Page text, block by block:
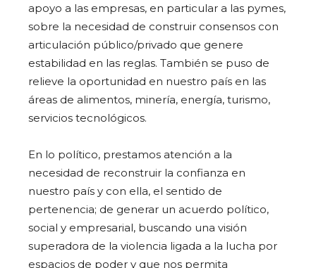
apoyo a las empresas, en particular a las pymes,
sobre la necesidad de construir consensos con
articulación público/privado que genere
estabilidad en las reglas. También se puso de
relieve la oportunidad en nuestro país en las
áreas de alimentos, minería, energía, turismo,
servicios tecnológicos.
En lo político, prestamos atención a la
necesidad de reconstruir la confianza en
nuestro país y con ella, el sentido de
pertenencia; de generar un acuerdo político,
social y empresarial, buscando una visión
superadora de la violencia ligada a la lucha por
espacios de poder y que nos permita